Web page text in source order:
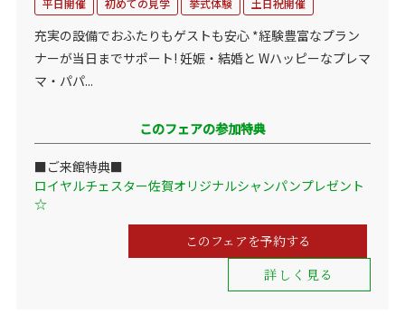
平日開催 初めての見学 挙式体験 土日祝開催
充実の設備でおふたりもゲストも安心 *経験豊富なプラン
ナーが当日までサポート! 妊娠・結婚と Wハッピーなプレマ
マ・パパ...
このフェアの参加特典
■ご来館特典■
ロイヤルチェスター佐賀オリジナルシャンパンプレゼント
☆
このフェアを予約する
詳しく見る